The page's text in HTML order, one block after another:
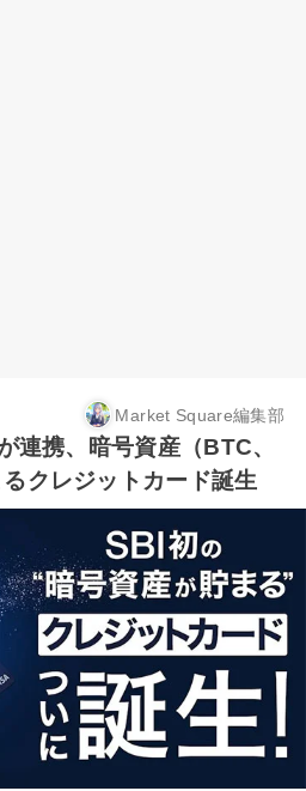
Market Square編集部
連携、暗号資産（BTC、
クレジットカード誕生